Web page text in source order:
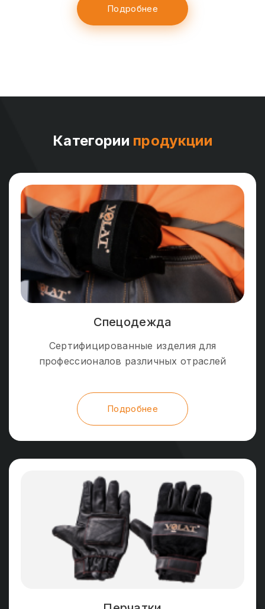
Подробнее
Категории продукции
Спецодежда
Сертифицированные изделия для
профессионалов различных отраслей
Подробнее